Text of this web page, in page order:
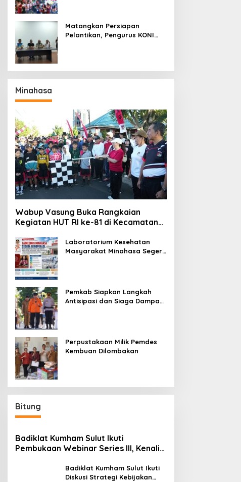
Matangkan Persiapan
Pelantikan, Pengurus KONI
Minahasa
Wabup Vasung Buka Rangkaian
Kegiatan HUT RI ke-81 di Kecamatan
Laboratorium Kesehatan
Masyarakat Minahasa Segera
Pemkab Siapkan Langkah
Antisipasi dan Siaga Dampak
Perpustakaan Milik Pemdes
Kembuan Dilombakan
Bitung
Badiklat Kumham Sulut Ikuti
Pembukaan Webinar Series III, Kenali
Badiklat Kumham Sulut Ikuti
Diskusi Strategi Kebijakan